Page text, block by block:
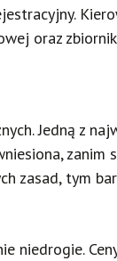
oraz
Jedną z
zanim
zasad, tym
niedrogie.